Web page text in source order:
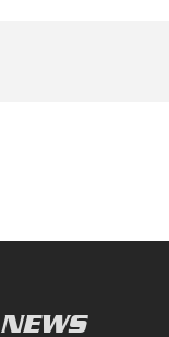
NEWS